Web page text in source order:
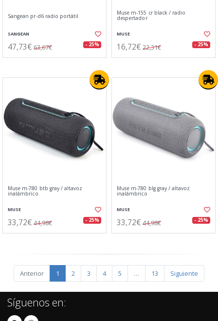
Sangean pr-d6 radio portátil
SANGEAN
47,73€ 63,67€ - 25%
Muse m-155 cr black / radio
despertador
MUSE
16,72€ 22,31€ - 25%
Muse m-780 btb gray / altavoz
inalámbrico
MUSE
33,72€ 44,98€ - 25%
Muse m-780 blg gray / altavoz
inalámbrico
MUSE
33,72€ 44,98€ - 25%
Anterior 1 2 3 4 5 … 13 Siguiente
Síguenos en: